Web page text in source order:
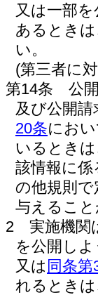
又は一部
あるとき
い。
(第三者に
第14条
公
及び公開
20条にお
いるとき
該情報に
の他規則
与えるこ
2
実施機関
を公開し
又は 同条
れるとき